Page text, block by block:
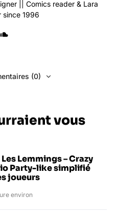
|| Comics reader & Lara
since 1996
(0)
vous
Les Lemmings – Crazy
Party-like simplifié
joueurs
environ